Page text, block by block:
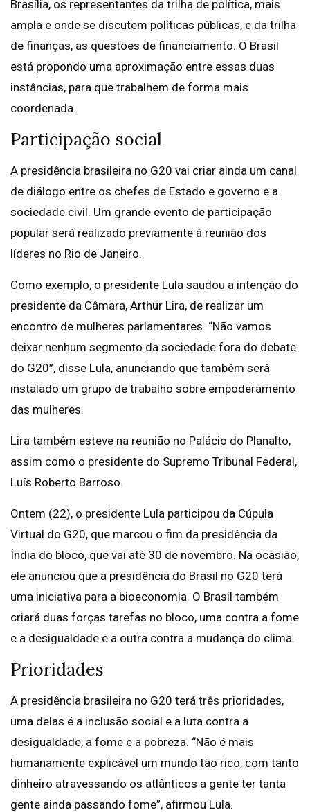
Brasília, os representantes da trilha de política, mais
ampla e onde se discutem políticas públicas, e da trilha
de finanças, as questões de financiamento. O Brasil
está propondo uma aproximação entre essas duas
instâncias, para que trabalhem de forma mais
coordenada.
Participação social
A presidência brasileira no G20 vai criar ainda um canal
de diálogo entre os chefes de Estado e governo e a
sociedade civil. Um grande evento de participação
popular será realizado previamente à reunião dos
líderes no Rio de Janeiro.
Como exemplo, o presidente Lula saudou a intenção do
presidente da Câmara, Arthur Lira, de realizar um
encontro de mulheres parlamentares. “Não vamos
deixar nenhum segmento da sociedade fora do debate
do G20”, disse Lula, anunciando que também será
instalado um grupo de trabalho sobre empoderamento
das mulheres.
Lira também esteve na reunião no Palácio do Planalto,
assim como o presidente do Supremo Tribunal Federal,
Luís Roberto Barroso.
Ontem (22), o presidente Lula participou da Cúpula
Virtual do G20, que marcou o fim da presidência da
Índia do bloco, que vai até 30 de novembro. Na ocasião,
ele anunciou que a presidência do Brasil no G20 terá
uma iniciativa para a bioeconomia. O Brasil também
criará duas forças tarefas no bloco, uma contra a fome
e a desigualdade e a outra contra a mudança do clima.
Prioridades
A presidência brasileira no G20 terá três prioridades,
uma delas é a inclusão social e a luta contra a
desigualdade, a fome e a pobreza. “Não é mais
humanamente explicável um mundo tão rico, com tanto
dinheiro atravessando os atlânticos a gente ter tanta
gente ainda passando fome”, afirmou Lula.